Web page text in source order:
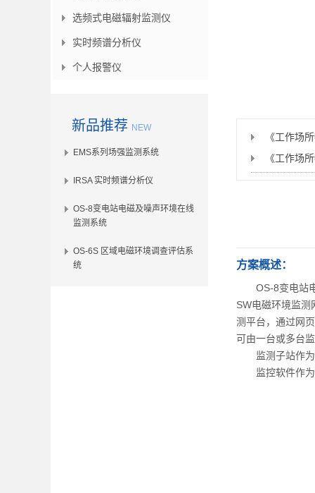
选频式电磁辐射监测仪
实时频谱分析仪
个人报警仪
新品推荐 NEW
EMS系列场强监测系统
IRSA 实时频谱分析仪
OS-8变电站电磁及噪声环境在线
监测系统
OS-6S 区域电磁环境调查评估系
统
方案概述：
OS-8变电站
SW电磁环境监
测平台，通过网
可由一台或多台
监测子站作
监控软件作